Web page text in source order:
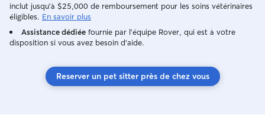
(repas, soins, etc.) Je suis située à Niort
en plein centre. Comme les chiens sont
gardés à la maison, je fais une journée
test pour le bonheur de tout le monde
inclut jusqu'à $25,000 de remboursement pour les soins vétérinaires
éligibles. En savoir plus
Assistance dédiée fournie par l'équipe Rover, qui est à votre
disposition si vous avez besoin d'aide.
Reserver un pet sitter près de chez vous